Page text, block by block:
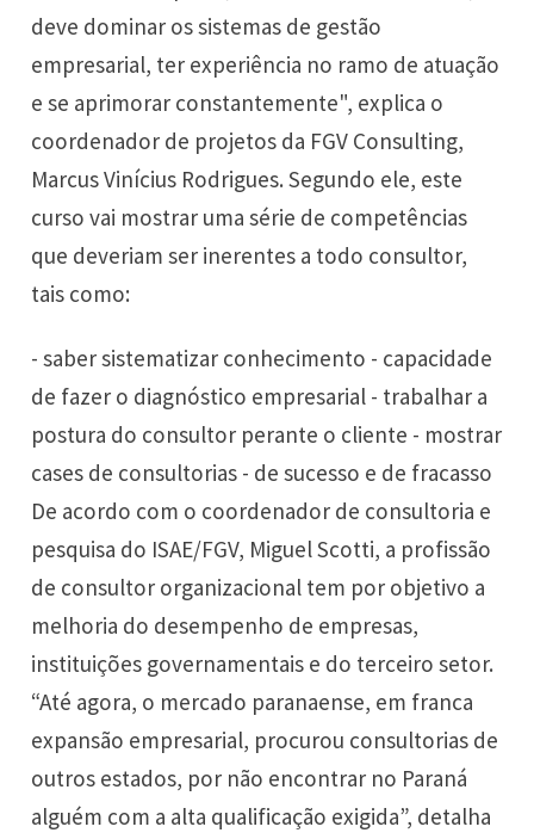
deve dominar os sistemas de gestão
empresarial, ter experiência no ramo de atuação
e se aprimorar constantemente", explica o
coordenador de projetos da FGV Consulting,
Marcus Vinícius Rodrigues. Segundo ele, este
curso vai mostrar uma série de competências
que deveriam ser inerentes a todo consultor,
tais como:
- saber sistematizar conhecimento - capacidade
de fazer o diagnóstico empresarial - trabalhar a
postura do consultor perante o cliente - mostrar
cases de consultorias - de sucesso e de fracasso
De acordo com o coordenador de consultoria e
pesquisa do ISAE/FGV, Miguel Scotti, a profissão
de consultor organizacional tem por objetivo a
melhoria do desempenho de empresas,
instituições governamentais e do terceiro setor.
“Até agora, o mercado paranaense, em franca
expansão empresarial, procurou consultorias de
outros estados, por não encontrar no Paraná
alguém com a alta qualificação exigida”, detalha